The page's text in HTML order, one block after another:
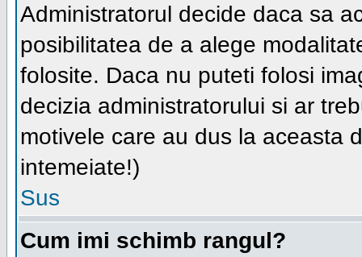
Administratorul decide daca sa
posibilitatea de a alege
folosite. Daca nu puteti folosi
decizia administratorului si ar
motivele care au dus la aceasta
intemeiate!)
Sus
Cum imi schimb rangul?